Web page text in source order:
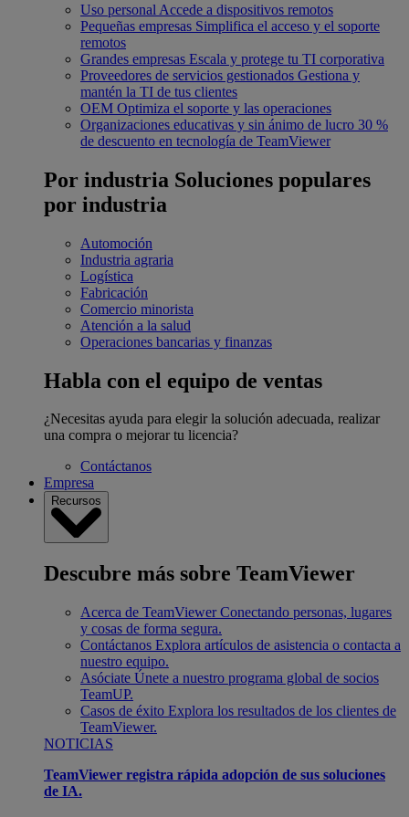
Uso personal Accede a dispositivos remotos
Pequeñas empresas Simplifica el acceso y el soporte
remotos
Grandes empresas Escala y protege tu TI corporativa
Proveedores de servicios gestionados Gestiona y
mantén la TI de tus clientes
OEM Optimiza el soporte y las operaciones
Organizaciones educativas y sin ánimo de lucro 30 %
de descuento en tecnología de TeamViewer
Por industria Soluciones populares
por industria
Automoción
Industria agraria
Logística
Fabricación
Comercio minorista
Atención a la salud
Operaciones bancarias y finanzas
Habla con el equipo de ventas
¿Necesitas ayuda para elegir la solución adecuada, realizar
una compra o mejorar tu licencia?
Contáctanos
Empresa
Recursos
Descubre más sobre TeamViewer
Acerca de TeamViewer Conectando personas, lugares
y cosas de forma segura.
Contáctanos Explora artículos de asistencia o contacta a
nuestro equipo.
Asóciate Únete a nuestro programa global de socios
TeamUP.
Casos de éxito Explora los resultados de los clientes de
TeamViewer.
NOTICIAS
TeamViewer registra rápida adopción de sus soluciones
de IA.